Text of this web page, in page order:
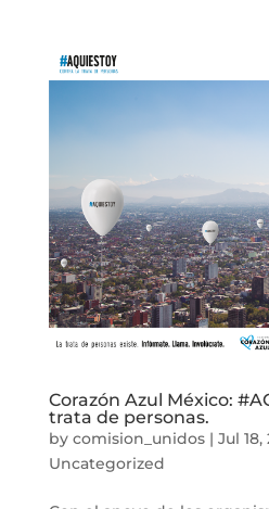
Corazón Azul México:
trata de personas.
by comision_unidos| Jul 18,
Uncategorized